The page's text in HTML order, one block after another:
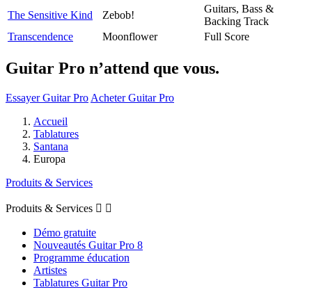
The Sensitive Kind
Zebob!
Guitars, Bass &
Backing Track
Transcendence
Moonflower Full Score
Guitar Pro n’attend que vous.
Essayer Guitar Pro Acheter Guitar Pro
Accueil
Tablatures
Santana
Europa
Produits & Services
Produits & Services  
Démo gratuite
Nouveautés Guitar Pro 8
Programme éducation
Artistes
Tablatures Guitar Pro